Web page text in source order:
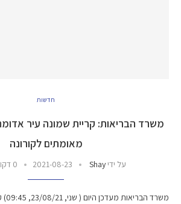
חדשות
מאומתים לקורונה
על ידיShay
2021-08-23 0 דקות קרא עוד